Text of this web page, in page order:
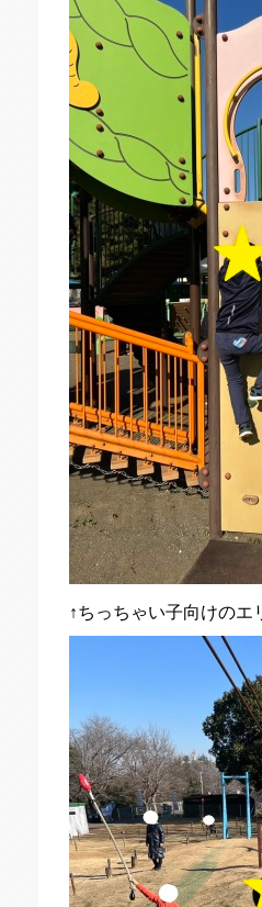
↑ちっちゃい子向けの